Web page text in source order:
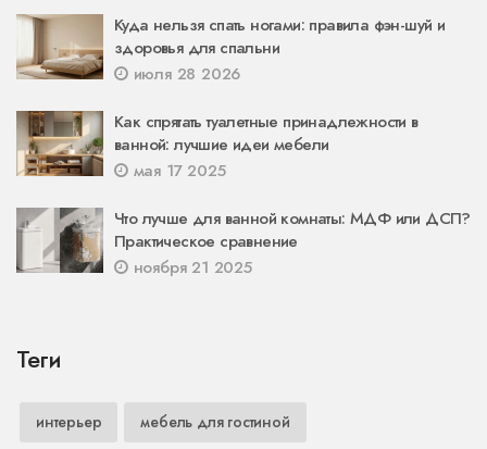
Куда нельзя спать ногами: правила фэн-шуй и
здоровья для спальни
июля 28 2026
Как спрятать туалетные принадлежности в
ванной: лучшие идеи мебели
мая 17 2025
Что лучше для ванной комнаты: МДФ или ДСП?
Практическое сравнение
ноября 21 2025
Теги
интерьер мебель для гостиной